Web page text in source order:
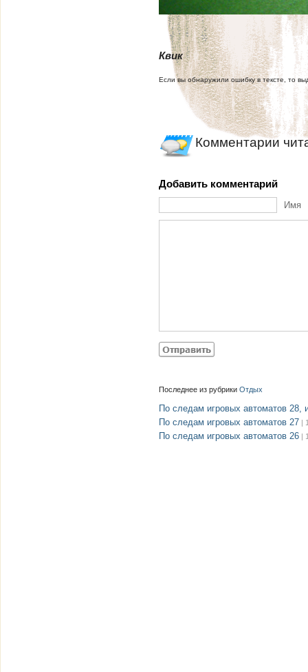
Квик
Если вы обнаружили ошибку в тексте, то
Комментарии
Добавить комментарий
Имя
Последнее из рубрики Отдых
По следам игровых автоматов
По следам игровых автоматов 27 |
По следам игровых автоматов 26 |